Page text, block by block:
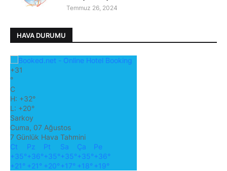
Temmuz 26, 2024
HAVA DURUMU
+31
°
C
H: +32°
L: +20°
Sarkoy
Cuma, 07 Ağustos
7 Günlük Hava Tahmini
Ct
Pz Pt Sa Ça
Pe
+35°+36°+35°+35°+35°+36°
+21° +21° +20° +17° +18° +19°